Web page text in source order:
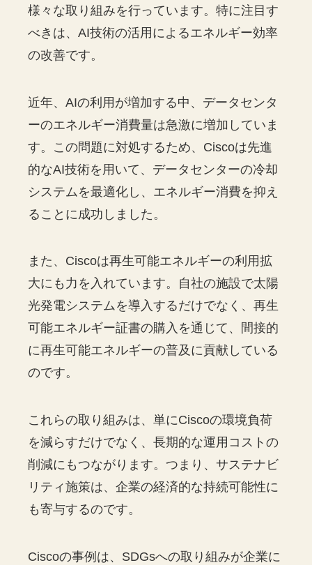
様々な取り組みを行っています。特に注目す
べきは、AI技術の活用によるエネルギー効率
の改善です。
近年、AIの利用が増加する中、データセンタ
ーのエネルギー消費量は急激に増加していま
す。この問題に対処するため、Ciscoは先進
的なAI技術を用いて、データセンターの冷却
システムを最適化し、エネルギー消費を抑え
ることに成功しました。
また、Ciscoは再生可能エネルギーの利用拡
大にも力を入れています。自社の施設で太陽
光発電システムを導入するだけでなく、再生
可能エネルギー証書の購入を通じて、間接的
に再生可能エネルギーの普及に貢献している
のです。
これらの取り組みは、単にCiscoの環境負荷
を減らすだけでなく、長期的な運用コストの
削減にもつながります。つまり、サステナビ
リティ施策は、企業の経済的な持続可能性に
も寄与するのです。
Ciscoの事例は、SDGsへの取り組みが企業に